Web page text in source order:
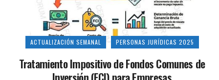
ACTUALIZACIÓN SEMANAL PERSONAS JURÍDICAS 2025
Tratamiento Impositivo de Fondos Comunes de